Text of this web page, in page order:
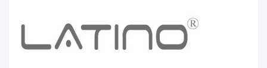
Bếp từ Latino LT-350I
sử dụng Công nghệ inverter biến